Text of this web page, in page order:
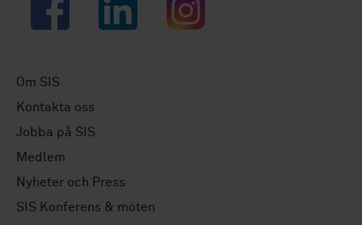
Om SIS
Kontakta oss
Jobba på SIS
Medlem
Nyheter och Press
SIS Konferens & möten